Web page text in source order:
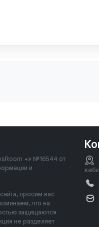
+» №16544 от
и
просим вас
что на
защищаются
не разделяет